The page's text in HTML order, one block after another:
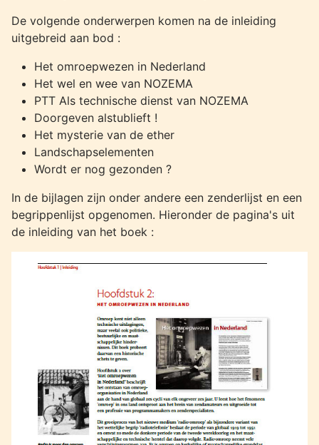
De volgende onderwerpen komen na de inleiding
uitgebreid aan bod :
Het omroepwezen in Nederland
Het wel en wee van NOZEMA
PTT Als technische dienst van NOZEMA
Doorgeven alstublieft !
Het mysterie van de ether
Landschapselementen
Wordt er nog gezonden ?
In de bijlagen zijn onder andere een zenderlijst en een
begrippenlijst opgenomen. Hieronder de pagina's uit
de inleiding van het boek :